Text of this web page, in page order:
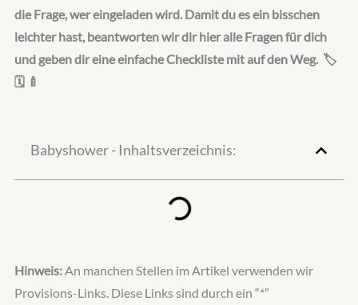
die Frage, wer eingeladen wird. Damit du es ein bisschen
leichter hast, beantworten wir dir hier alle Fragen für dich
und geben dir eine einfache Checkliste mit auf den Weg. 🏷️
🗓️ 🍼
Babyshower - Inhaltsverzeichnis:
Hinweis:An manchen Stellen im Artikel verwenden wir
Provisions-Links. Diese Links sind durch ein “*”